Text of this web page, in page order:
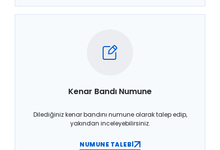
Kenar Bandı Numune
Dilediğiniz kenar bandını numune olarak talep edip,
yakından inceleyebilirsiniz.
NUMUNE TALEBİ